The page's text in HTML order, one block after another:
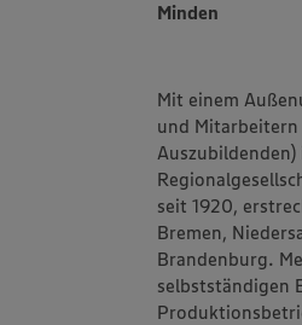
Minden
Mit einem
und Mitarbeitern
Auszubildenden)
seit 1920,
Bremen,
Brandenburg.
selbstständigen